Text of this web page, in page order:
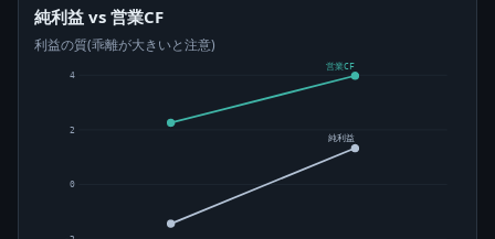
純利益 vs 営業CF
利益の質(乖離が大きいと注意)
0
2
4
営業CF
純利益